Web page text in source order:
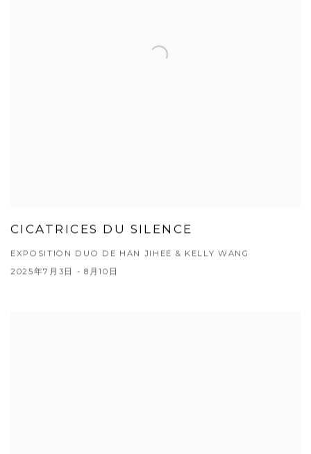
CICATRICES DU SILENCE
EXPOSITION DUO DE HAN JIHEE & KELLY WANG
2025年7月3日 - 8月10日